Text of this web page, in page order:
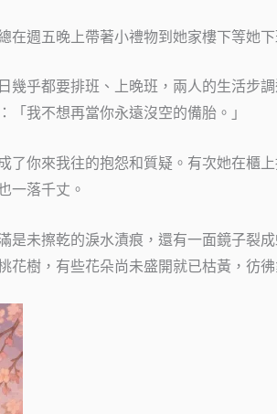
在週五晚上帶著小禮物到她家樓下等她
幾乎都要排班、上晚班，兩人的生活步
「我不想再當你永遠沒空的備胎。」
了你來我往的抱怨和質疑。有次她在櫃
一落千丈。
是未擦乾的淚水漬痕，還有一面鏡子裂
花樹，有些花朵尚未盛開就已枯黃，彷